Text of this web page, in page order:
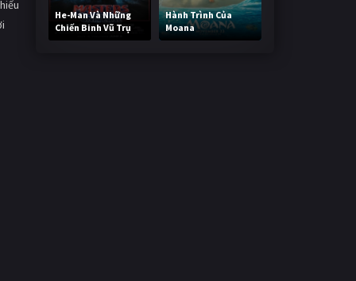
He-Man Và Những
Chiến Binh Vũ Trụ
236,175 lượt xem
Hành Trình Của
Moana
487,660 lượt xem